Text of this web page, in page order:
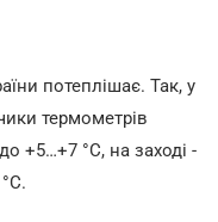
потеплішає. Так, у
термометрів
+5…+7 °С, на заході -